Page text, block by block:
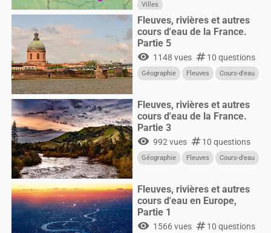
Villes
Fleuves, rivières et autres
cours d'eau de la France.
Partie 5
visibility 1148 vues numbers10 questions
Géographie Fleuves Cours-d'eau
Fleuves, rivières et autres
cours d'eau de la France.
Partie 3
visibility 992 vues numbers10 questions
Géographie Fleuves Cours-d'eau
Fleuves, rivières et autres
cours d'eau en Europe,
Partie 1
visibility 1566 vues numbers10 questions